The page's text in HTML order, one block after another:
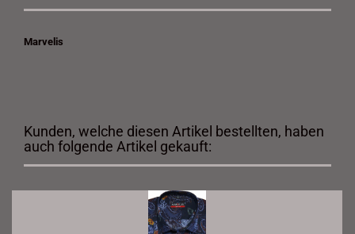
Marvelis
Kunden, welche diesen Artikel bestellten, haben
auch folgende Artikel gekauft: